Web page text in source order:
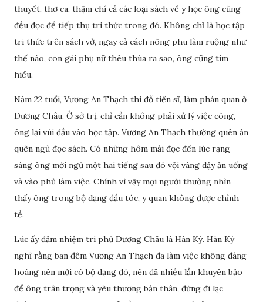
thuyết, thơ ca, thậm chí cả các loại sách về y học ông cũng
đều đọc để tiếp thụ tri thức trong đó. Không chỉ là học tập
tri thức trên sách vở, ngay cả cách nông phu làm ruộng như
thế nào, con gái phụ nữ thêu thùa ra sao, ông cũng tìm
hiểu.
Năm 22 tuổi, Vương An Thạch thi đỗ tiến sĩ, làm phán quan ở
Dương Châu. Ở sở trị, chỉ cần không phải xử lý việc công,
ông lại vùi đầu vào học tập. Vương An Thạch thường quên ăn
quên ngủ đọc sách. Có những hôm mải đọc đến lúc rạng
sáng ông mới ngủ một hai tiếng sau đó vội vàng dậy ăn uống
và vào phủ làm việc. Chính vì vậy mọi người thường nhìn
thấy ông trong bộ dạng đầu tóc, y quan không được chỉnh
tề.
Lúc ấy đảm nhiệm tri phủ Dương Châu là Hàn Kỳ. Hàn Kỳ
nghĩ rằng ban đêm Vương An Thạch đã làm việc không đàng
hoàng nên mới có bộ dạng đó, nên đã nhiều lần khuyên bảo
để ông trân trọng và yêu thương bản thân, đừng đi lạc